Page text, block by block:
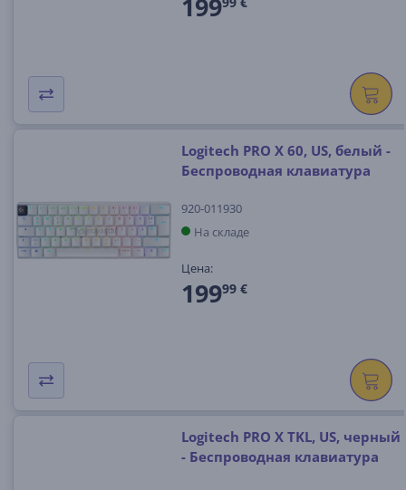
199
Logitech PRO X 60, US, белый -
Беспроводная клавиатура
920-011930
На складе
Цена:
19999 €
Logitech PRO X TKL, US, черный
- Беспроводная клавиатура